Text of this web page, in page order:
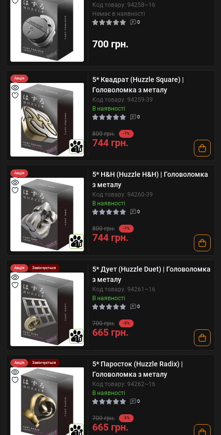
Код товару: 94258~16
Немає в наявності
0
700 грн.
Акція
10
5* Квадрат (Huzzle Square) |
Головоломка з металу
Код товару: 94259-39
В наявності
0
800 грн. -7%
744 грн.
Акція
10
5* H&H (Huzzle H&H) | Головоломка
з металу
Код товару: 94260-39
В наявності
0
800 грн. -7%
744 грн.
Акція Закінчується
10
5* Дует (Huzzle Duet) | Головоломка
з металу
Код товару: 94261~16
В наявності
0
700 грн. -5%
665 грн.
Акція Закінчується
5* Паросток (Huzzle Radix) |
Головоломка з металу
Код товару: 94262~16
В наявності
0
700 грн. -5%
665 грн.